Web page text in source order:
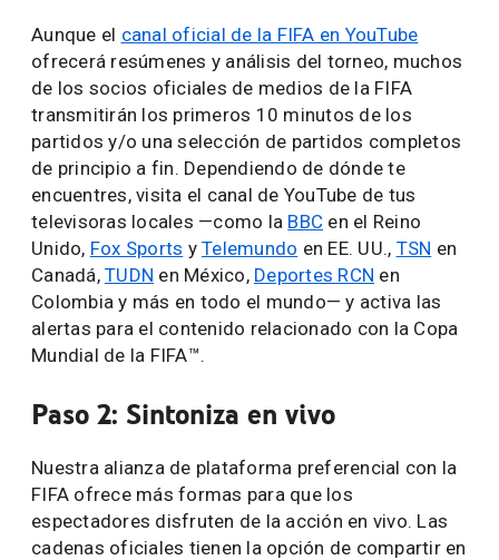
Aunque el canal oficial de la FIFA en YouTube
ofrecerá resúmenes y análisis del torneo, muchos
de los socios oficiales de medios de la FIFA
transmitirán los primeros 10 minutos de los
partidos y/o una selección de partidos completos
de principio a fin. Dependiendo de dónde te
encuentres, visita el canal de YouTube de tus
televisoras locales —como la BBC en el Reino
Unido, Fox Sports y Telemundo en EE. UU., TSN en
Canadá, TUDN en México, Deportes RCN en
Colombia y más en todo el mundo— y activa las
alertas para el contenido relacionado con la Copa
Mundial de la FIFA™.
Paso 2: Sintoniza en vivo
Nuestra alianza de plataforma preferencial con la
FIFA ofrece más formas para que los
espectadores disfruten de la acción en vivo. Las
cadenas oficiales tienen la opción de compartir en